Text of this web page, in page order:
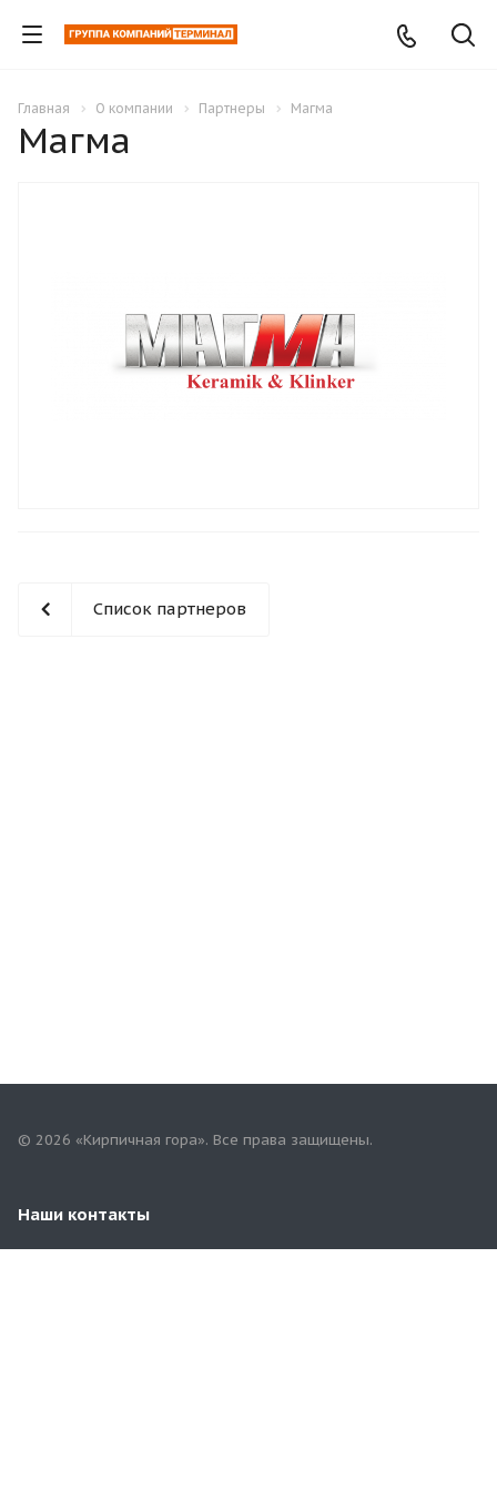
Главная О компании Партнеры Магма
Магма
Список партнеров
© 2026 «Кирпичная гора». Все права защищены.
Наши контакты
8 (8482) 79-06-30